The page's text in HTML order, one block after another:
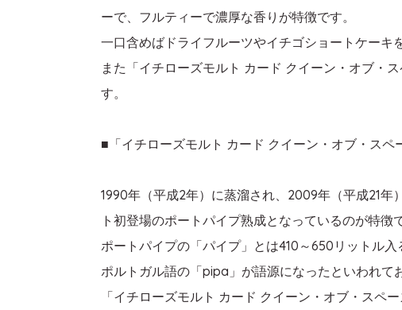
ーで、フルティーで濃厚な香りが特徴です。
一口含めばドライフルーツやイチゴショートケーキ
また「イチローズモルト カード クイーン・オブ・
す。
■「イチローズモルト カード クイーン・オブ・スペ
1990年（平成2年）に蒸溜され、2009年（平成21
ト初登場のポートパイプ熟成となっているのが特徴で
ポートパイプの「パイプ」とは410～650リットル入
ポルトガル語の「pipa」が語源になったといわれて
「イチローズモルト カード クイーン・オブ・スペ